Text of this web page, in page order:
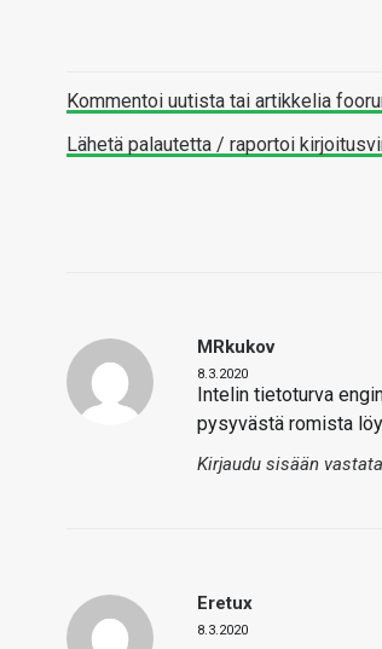
Kommentoi uutista tai artikkelia
Lähetä palautetta / raportoi
MRkukov
8.3.2020
Intelin tietoturva
pysyvästä romista
Kirjaudu sisään
Eretux
8.3.2020